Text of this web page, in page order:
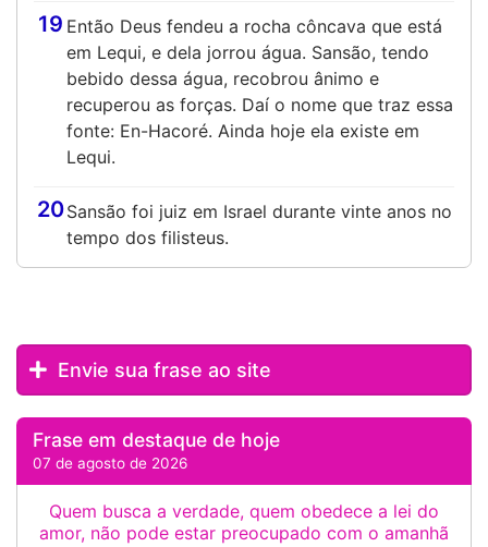
19 Então Deus fendeu a rocha côncava que está
em Lequi, e dela jorrou água. Sansão, tendo
bebido dessa água, recobrou ânimo e
recuperou as forças. Daí o nome que traz essa
fonte: En-Hacoré. Ainda hoje ela existe em
Lequi.
20Sansão foi juiz em Israel durante vinte anos no
tempo dos filisteus.
Envie sua frase ao site
Frase em destaque de hoje
07 de agosto de 2026
Quem busca a verdade, quem obedece a lei do
amor, não pode estar preocupado com o amanhã